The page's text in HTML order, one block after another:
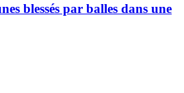
blessés par balles dans une